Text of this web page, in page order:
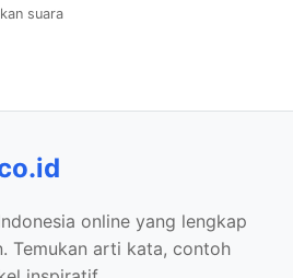
suara
online yang lengkap
Temukan arti kata, contoh